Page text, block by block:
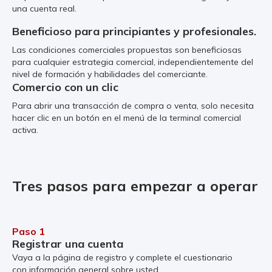
una cuenta real.
Beneficioso para principiantes y profesionales.
Las condiciones comerciales propuestas son beneficiosas
para cualquier estrategia comercial, independientemente del
nivel de formación y habilidades del comerciante.
Comercio con un clic
Para abrir una transacción de compra o venta, solo necesita
hacer clic en un botón en el menú de la terminal comercial
activa.
Tres pasos para empezar a operar
Paso 1
Registrar una cuenta
Vaya a la página de registro y complete el cuestionario
con información general sobre usted.